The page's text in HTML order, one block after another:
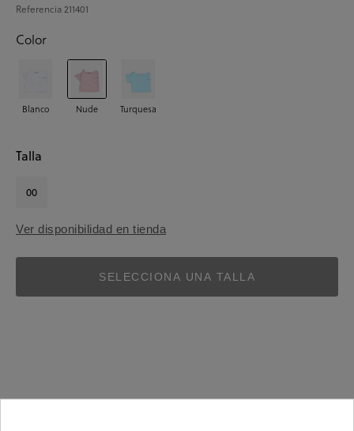
Referencia211401
Color
Blanco Nude Turquesa
Talla
00
Ver disponibilidad en tienda
SELECCIONA UNA TALLA